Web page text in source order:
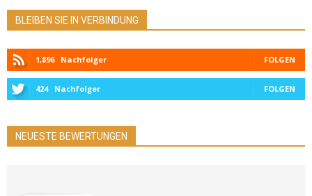
BLEIBEN SIE IN VERBINDUNG
1,896 Nachfolger FOLGEN
424 Nachfolger FOLGEN
NEUESTE BEWERTUNGEN